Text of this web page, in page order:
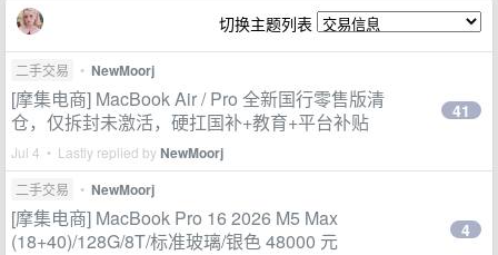
切换主题列表
二手交易 • NewMoorj
[摩集电商] MacBook Air / Pro 全新国行零售版清
仓，仅拆封未激活，硬扛国补+教育+平台补贴
Jul 4 • Lastly replied byNewMoorj
41
二手交易 • NewMoorj
[摩集电商] MacBook Pro 16 2026 M5 Max
(18+40)/128G/8T/标准玻璃/银色 48000 元
4